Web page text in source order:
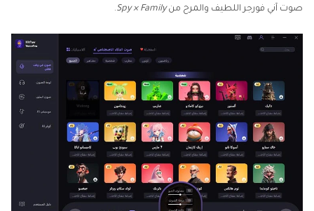
صوت آني فورجر اللطيف والمرح منSpy × Family
.